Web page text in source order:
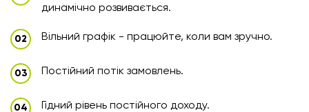
динамічно розвивається.
Вільний графік - працюйте, коли вам зручно.
Постійний потік замовлень.
Гідний рівень постійного доходу.